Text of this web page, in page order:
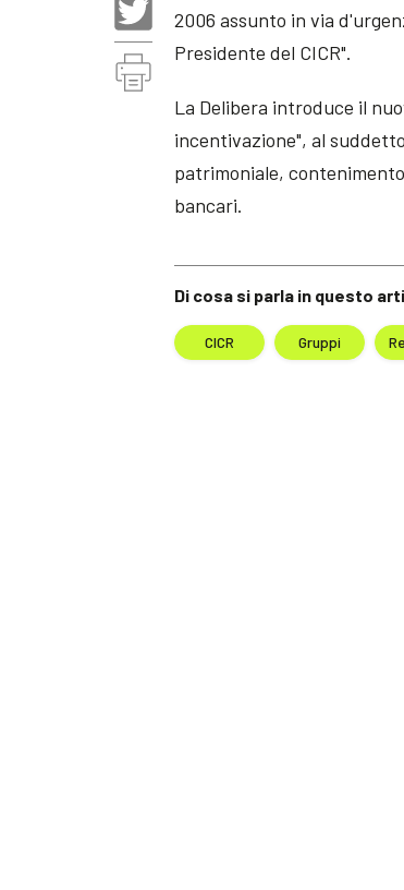
Di cosa si parla in questo
CICR Gruppi
2006 assunto in via
Presidente del CICR".
La Delibera introduce il
incentivazione", al
patrimoniale,
bancari.